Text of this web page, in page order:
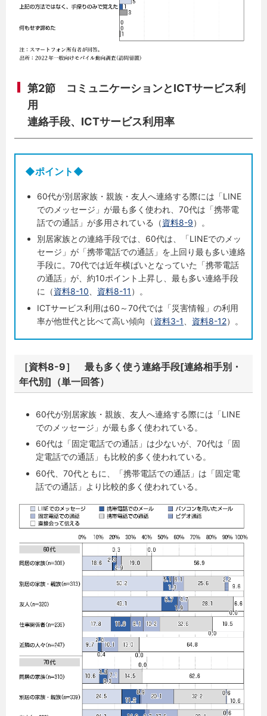
第2節 コミュニケーションとICTサービス利
用
連絡手段、ICTサービス利用率
◆ポイント◆
60代が別居家族・親族・友人へ連絡する際には「LINE
でのメッセージ」が最も多く使われ、70代は「携帯電
話での通話」が多用されている（資料8-9）。
別居家族との連絡手段では、60代は、「LINEでのメッ
セージ」が「携帯電話での通話」を上回り最も多い連絡
手段に。70代では近年横ばいとなっていた「携帯電話
の通話」が、約10ポイント上昇し、最も多い連絡手段
に（資料8-10 資料8-11 ）。
ICTサービス利用は60～70代では「災害情報」の利用
率が他世代と比べて高い傾向（資料3-1 資料8-12）。
［資料8-9］ 最も多く使う連絡手段[連絡相手別・
年代別]（単一回答）
60代が別居家族・親族、友人へ連絡する際には「LINE
でのメッセージ」が最も多く使われている。
60代は「固定電話での通話」は少ないが、70代は「固
定電話での通話」も比較的多く使われている。
60代、70代ともに、「携帯電話での通話」は「固定電
話での通話」より比較的多く使われている。